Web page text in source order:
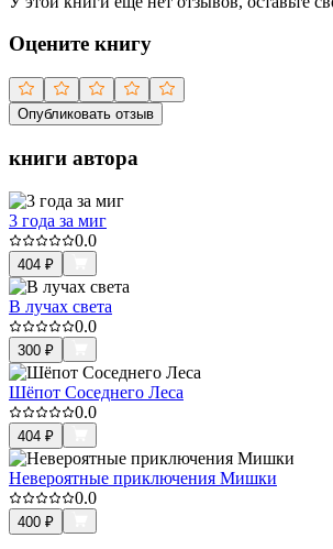
Оцените книгу
Опубликовать отзыв
книги автора
3 года за миг
0.0
404 ₽
В лучах света
0.0
300 ₽
Шёпот Соседнего Леса
0.0
404 ₽
Невероятные приключения Мишки
0.0
400 ₽